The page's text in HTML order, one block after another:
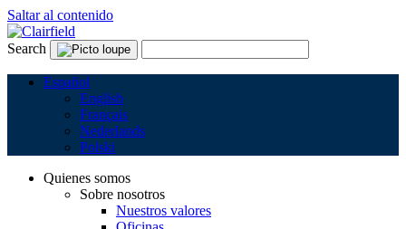
Saltar al contenido
Search
Español
English
Français
Nederlands
Polski
Quienes somos
Sobre nosotros
Nuestros valores